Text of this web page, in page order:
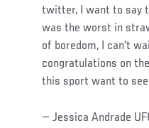
twitter, I want to say
was the worst in
of boredom, I can't
congratulations on
this sport want to
— Jessica Andrade